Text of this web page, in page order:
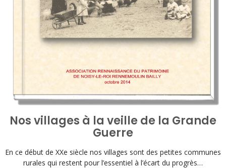
Nos villages à la veille de la Grande
Guerre
En ce début de XXe siècle nos villages sont des petites communes
rurales qui restent pour l’essentiel à l’écart du progrès…